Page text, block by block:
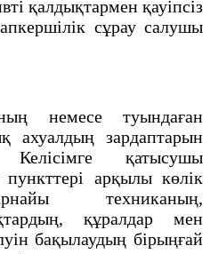
қалдықтармен қауіпсіз
сұрау салушы
немесе туындаған
ахуалдың зардаптарын
қатысушы
пункттері арқылы көлік
техниканың,
құралдар мен
бақылаудың бірыңғай